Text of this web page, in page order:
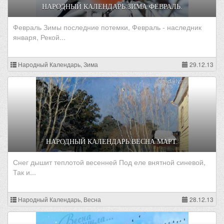
НАРОДНЫЙ КАЛЕНДАРЬ.ЗИМА.ФЕВРАЛЬ.
Февраль Зимы последние потемки, Февраль - наследник
января, Рекой...
Народный Календарь, Зима 29.12.13
НАРОДНЫЙ КАЛЕНДАРЬ.ВЕСНА.МАРТ.
Снег дышит теплотой весенней Под еле внятной синевой,
Так и...
Народный Календарь, Весна 28.12.13